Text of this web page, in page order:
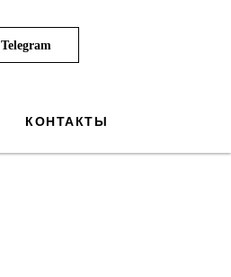
Telegram
КОНТАКТЫ